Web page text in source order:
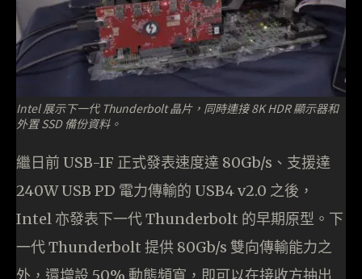
Intel 展示下一代 Thunderbolt 晶片，同時連接 8K HDR 顯示器和
外置 SSD 備份資料。
繼日前 USB-IF 正式發表速度達 80Gb/s、支援達
240W USB PD 電力傳輸的 USB4 v2.0 之後，
Intel 亦發表下一代 Thunderbolt 的早期原型。下
一代 Thunderbolt 提供 80Gb/s 雙向傳輸能力之